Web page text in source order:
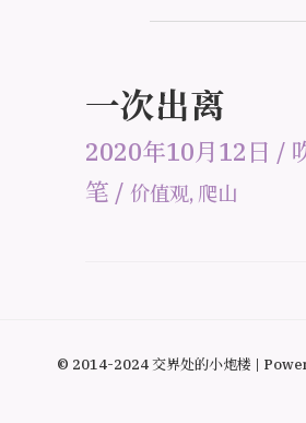
一次出离
2020年10月12日 /
笔 /价值观, 爬山
© 2014-2024 交界处的小炮楼 |